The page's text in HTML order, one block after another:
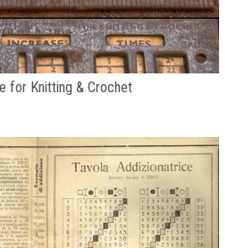
for Knitting & Crochet